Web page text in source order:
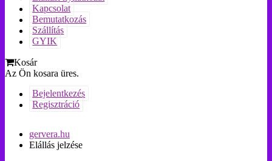
Kapcsolat
Bemutatkozás
Szállítás
GYIK
Kosár
Az Ön kosara üres.
Bejelentkezés
Regisztráció
gervera.hu
Elállás jelzése